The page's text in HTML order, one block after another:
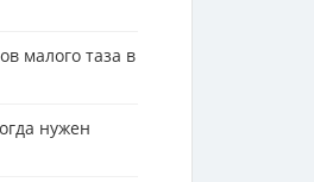
малого таза в
нужен